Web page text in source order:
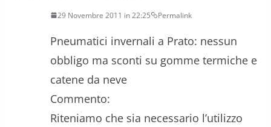
29 Novembre 2011 in 22:25 Permalink
Pneumatici invernali a Prato: nessun
obbligo ma sconti su gomme termiche e
catene da neve
Commento:
Riteniamo che sia necessario l’utilizzo